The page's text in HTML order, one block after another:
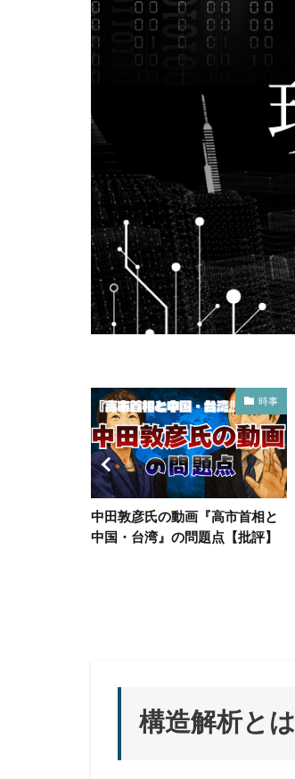
時事
中田敦彦氏の動画『高市首相と
中国・台湾』の問題点【批評】
構造解析とは